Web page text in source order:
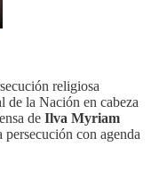
religiosa
de la Nación en cabeza
de Ilva Myriam
con agenda